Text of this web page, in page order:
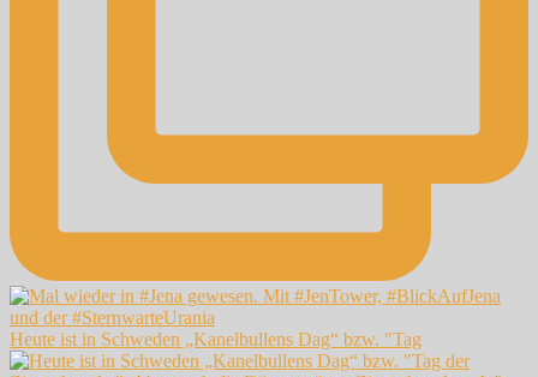
Heute ist in Schweden „Kanelbullens Dag“ bzw. "Tag